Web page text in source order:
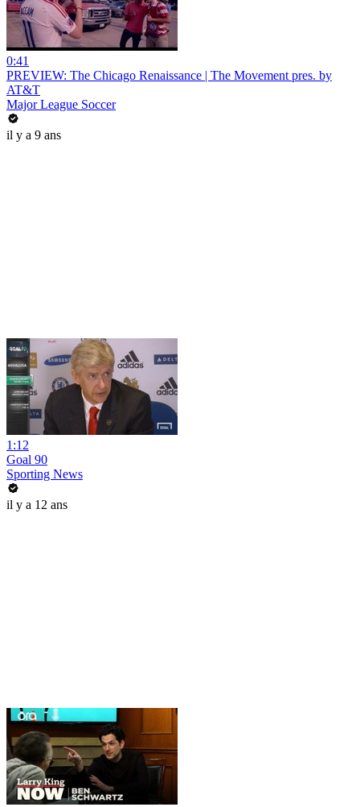
0:41
PREVIEW: The Chicago Renaissance | The Movement pres. by
AT&T
Major League Soccer
il y a 9 ans
1:12
Goal 90
Sporting News
il y a 12 ans